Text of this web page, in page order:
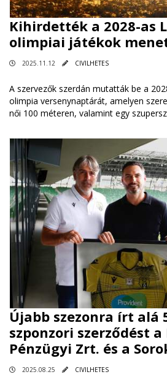
Kihirdették a 2028-as
olimpiai játékok
2025.11.12 CIVILHETES
A szervezők szerdán mutatták be a
olimpia versenynaptárát, amelyen
női 100 méteren, valamint egy
Újabb szezonra írt alá
szponzori szerződést
Pénzügyi Zrt. és a
2025.08.25 CIVILHETES